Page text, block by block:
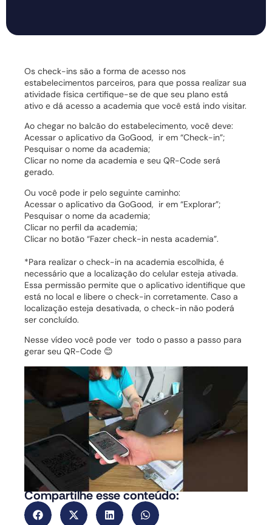
Os check-ins são a forma de acesso nos
estabelecimentos parceiros, para que possa realizar sua
atividade física certifique-se de que seu plano está
ativo e dá acesso a academia que você está indo visitar.
Ao chegar no balcão do estabelecimento, você deve:
Acessar o aplicativo da GoGood, ir em “Check-in”;
Pesquisar o nome da academia;
Clicar no nome da academia e seu QR-Code será
gerado.
Ou você pode ir pelo seguinte caminho:
Acessar o aplicativo da GoGood, ir em “Explorar”;
Pesquisar o nome da academia;
Clicar no perfil da academia;
Clicar no botão “Fazer check-in nesta academia”.
*Para realizar o check-in na academia escolhida, é
necessário que a localização do celular esteja ativada.
Essa permissão permite que o aplicativo identifique que
está no local e libere o check-in corretamente. Caso a
localização esteja desativada, o check-in não poderá
ser concluído.
Nesse vídeo você pode ver todo o passo a passo para
gerar seu QR-Code 😊
Compartilhe esse conteúdo: